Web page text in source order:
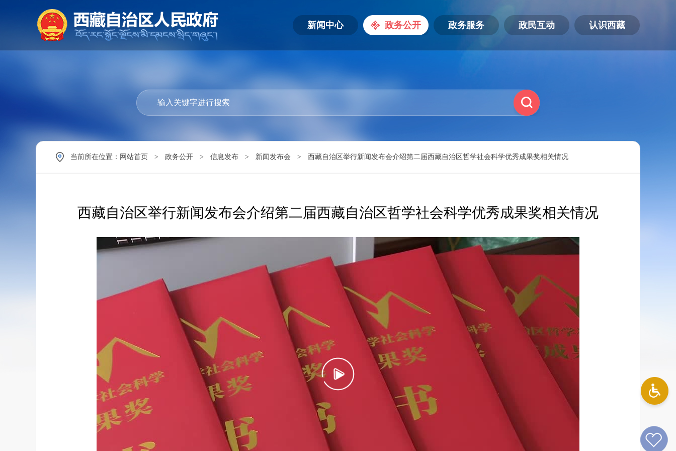
新闻中心 政务公开 政务服务 政民互动 认识西藏
当前所在位置： 网站首页 > 政务公开 > 信息发布 > 新闻发布会 > 西藏自治区举行新闻发布会介绍第二届西藏自治区哲学社会科学优秀成果奖相关情况
西藏自治区举行新闻发布会介绍第二届西藏自治区哲学社会科学优秀成果奖相关情况